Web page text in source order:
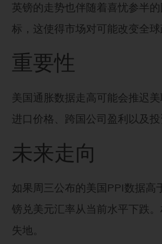
英镑的走势也伴随着喜忧参半
标，这使得市场对可能改变全
重要性
美国通胀数据走高可能会推迟
进口价格、跨国公司盈利以及
未来走向
如果周三公布的美国PPI数据
镑兑美元汇率从当前水平下跌
失地。